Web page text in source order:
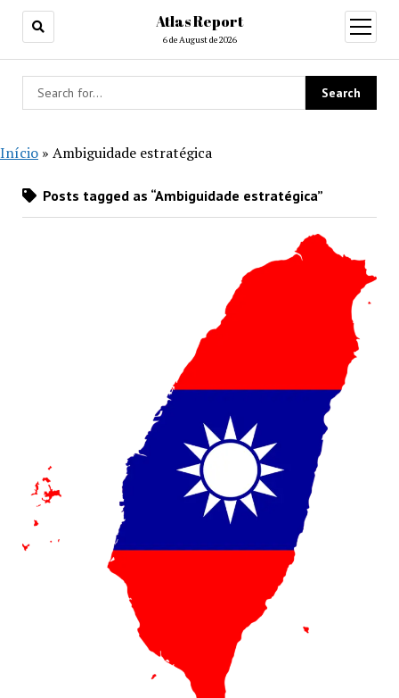
Atlas Report
6 de August de 2026
open
menu
Início » Ambiguidade estratégica
Posts tagged as “Ambiguidade estratégica”